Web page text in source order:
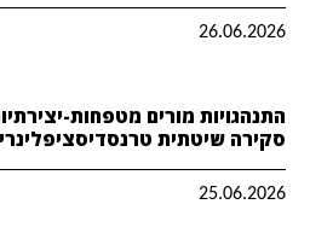
26.06.2026
התנהגויות מורים מטפחות-
סקירה שיטתית
25.06.2026